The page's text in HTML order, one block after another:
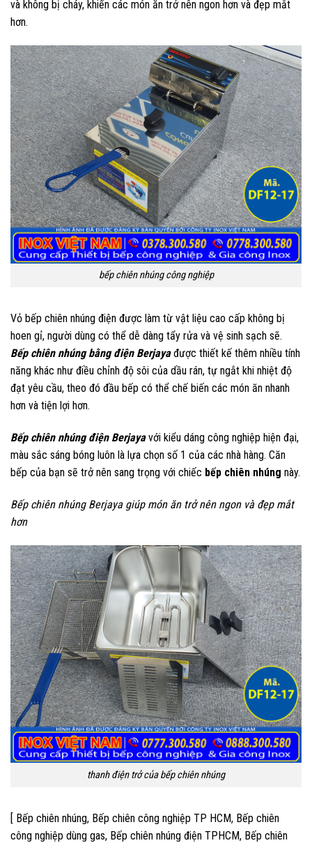
và không bị cháy, khiến các món ăn trở nên ngon hơn và đẹp mắt
hơn.
bếp chiên nhúng công nghiệp
Vỏ bếp chiên nhúng điện được làm từ vật liệu cao cấp không bị
hoen gỉ, người dùng có thể dễ dàng tẩy rửa và vệ sinh sạch sẽ.
Bếp chiên nhúng bằng điện Berjayađược thiết kế thêm nhiều tính
năng khác như điều chỉnh độ sôi của dầu rán, tự ngắt khi nhiệt độ
đạt yêu cầu, theo đó đầu bếp có thể chế biến các món ăn nhanh
hơn và tiện lợi hơn.
Bếp chiên nhúng điện Berjayavới kiểu dáng công nghiệp hiện đại,
màu sắc sáng bóng luôn là lựa chọn số 1 của các nhà hàng. Căn
bếp của bạn sẽ trở nên sang trọng với chiếc bếp chiên nhúng này.
Bếp chiên nhúng Berjaya giúp món ăn trở nên ngon và đẹp mắt
hơn
thanh điện trở của bếp chiên nhúng
[ Bếp chiên nhúng, Bếp chiên công nghiệp TP HCM, Bếp chiên
công nghiệp dùng gas, Bếp chiên nhúng điện TPHCM, Bếp chiên